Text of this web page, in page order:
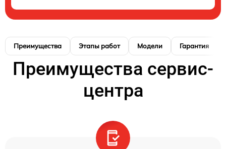
Преимущества Этапы работ Модели Гарантия
Преимущества сервис-
центра